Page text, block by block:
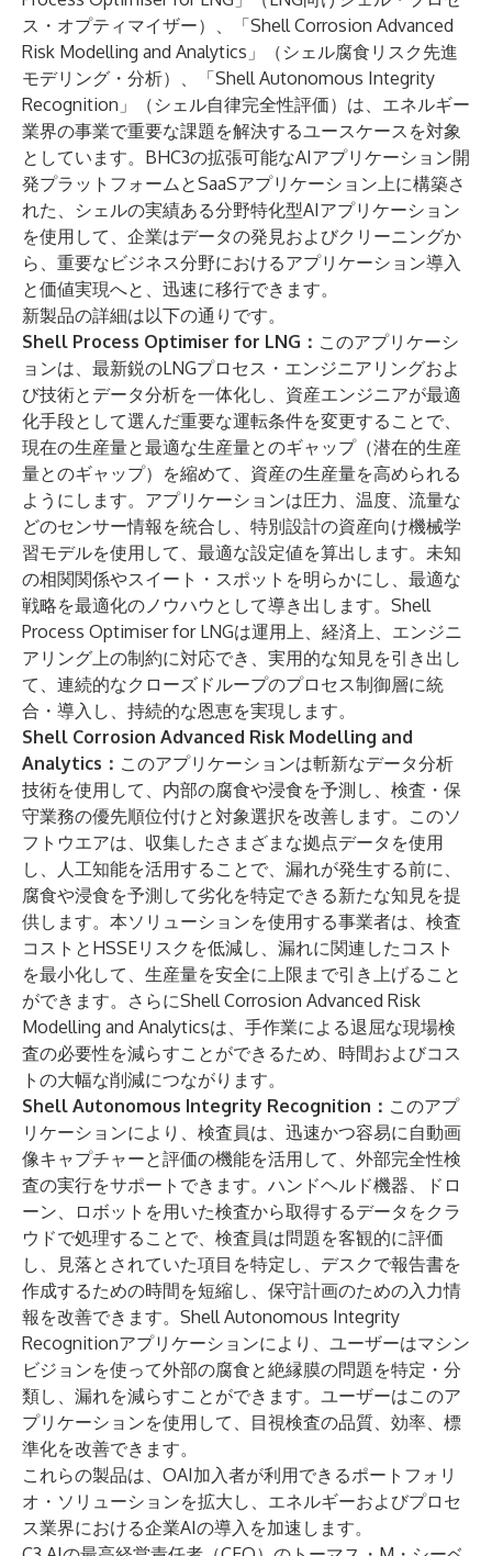
ス・オプティマイザー）、「Shell Corrosion Advanced
Risk Modelling and Analytics」（シェル腐食リスク先進
モデリング・分析）、「Shell Autonomous Integrity
Recognition」（シェル自律完全性評価）は、エネルギー
業界の事業で重要な課題を解決するユースケースを対象
としています。BHC3の拡張可能なAIアプリケーション開
発プラットフォームとSaaSアプリケーション上に構築さ
れた、シェルの実績ある分野特化型AIアプリケーション
を使用して、企業はデータの発見およびクリーニングか
ら、重要なビジネス分野におけるアプリケーション導入
と価値実現へと、迅速に移行できます。
新製品の詳細は以下の通りです。
Shell Process Optimiser for LNG： このアプリケーシ
ョンは、最新鋭のLNGプロセス・エンジニアリングおよ
び技術とデータ分析を一体化し、資産エンジニアが最適
化手段として選んだ重要な運転条件を変更することで、
現在の生産量と最適な生産量とのギャップ（潜在的生産
量とのギャップ）を縮めて、資産の生産量を高められる
ようにします。アプリケーションは圧力、温度、流量な
どのセンサー情報を統合し、特別設計の資産向け機械学
習モデルを使用して、最適な設定値を算出します。未知
の相関関係やスイート・スポットを明らかにし、最適な
戦略を最適化のノウハウとして導き出します。Shell
Process Optimiser for LNGは運用上、経済上、エンジニ
アリング上の制約に対応でき、実用的な知見を引き出し
て、連続的なクローズドループのプロセス制御層に統
合・導入し、持続的な恩恵を実現します。
Shell Corrosion Advanced Risk Modelling and
Analytics： このアプリケーションは斬新なデータ分析
技術を使用して、内部の腐食や浸食を予測し、検査・保
守業務の優先順位付けと対象選択を改善します。このソ
フトウエアは、収集したさまざまな拠点データを使用
し、人工知能を活用することで、漏れが発生する前に、
腐食や浸食を予測して劣化を特定できる新たな知見を提
供します。本ソリューションを使用する事業者は、検査
コストとHSSEリスクを低減し、漏れに関連したコスト
を最小化して、生産量を安全に上限まで引き上げること
ができます。さらにShell Corrosion Advanced Risk
Modelling and Analyticsは、手作業による退屈な現場検
査の必要性を減らすことができるため、時間およびコス
トの大幅な削減につながります。
Shell Autonomous Integrity Recognition： このアプ
リケーションにより、検査員は、迅速かつ容易に自動画
像キャプチャーと評価の機能を活用して、外部完全性検
査の実行をサポートできます。ハンドヘルド機器、ドロ
ーン、ロボットを用いた検査から取得するデータをクラ
ウドで処理することで、検査員は問題を客観的に評価
し、見落とされていた項目を特定し、デスクで報告書を
作成するための時間を短縮し、保守計画のための入力情
報を改善できます。Shell Autonomous Integrity
Recognitionアプリケーションにより、ユーザーはマシン
ビジョンを使って外部の腐食と絶縁膜の問題を特定・分
類し、漏れを減らすことができます。ユーザーはこのア
プリケーションを使用して、目視検査の品質、効率、標
準化を改善できます。
これらの製品は、OAI加入者が利用できるポートフォリ
オ・ソリューションを拡大し、エネルギーおよびプロセ
ス業界における企業AIの導入を加速します。